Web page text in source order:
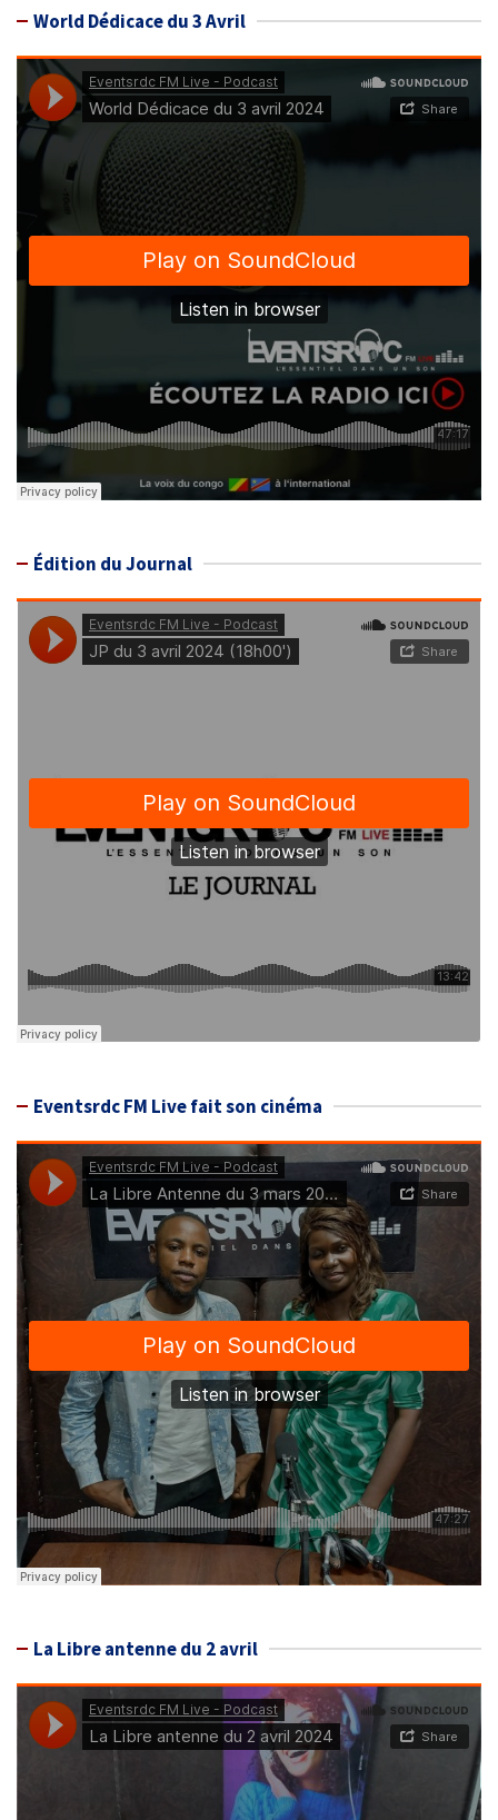
World Dédicace du 3 Avril
Édition du Journal
Eventsrdc FM Live fait son cinéma
La Libre antenne du 2 avril